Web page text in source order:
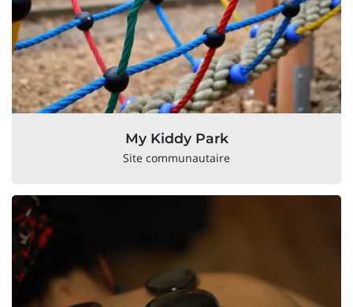
My Kiddy Park
Site communautaire